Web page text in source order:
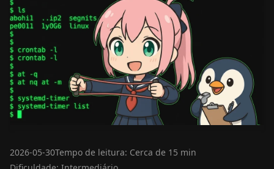
2026-05-30Tempo de leitura: Cerca de 15 min